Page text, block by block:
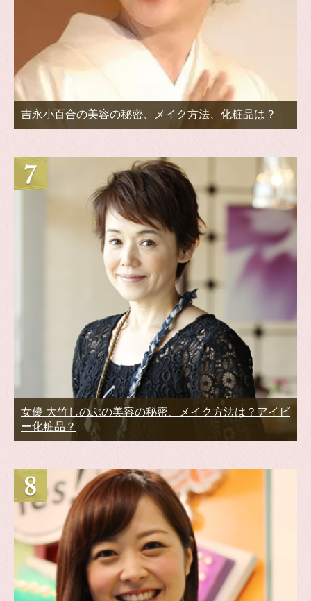
吉永小百合の美容の秘密、メイク方法、化粧品は？
女優 大竹しのぶの美容の秘密、メイク方法は？アイビ
ー化粧品？